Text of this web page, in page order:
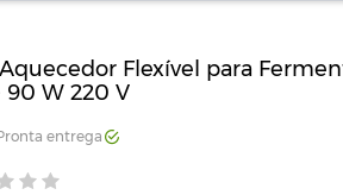
Flexível para
90 W 220 V
entrega